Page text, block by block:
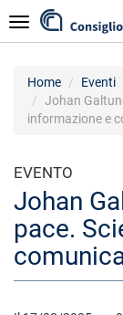
al
contenuto
Navigazione
Home
Eventi
Johan
informazione e
EVENTO
Johan
pace.